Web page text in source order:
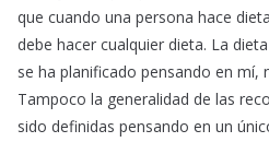
que cuando una persona hace
debe hacer cualquier dieta. La
se ha planificado pensando en mí,
Tampoco la generalidad de las
sido definidas pensando en un